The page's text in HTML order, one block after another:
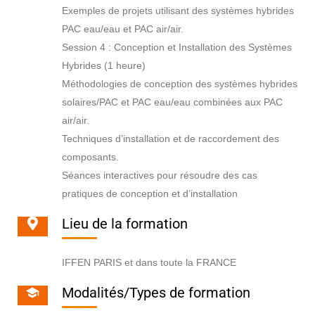
Exemples de projets utilisant des systèmes hybrides
PAC eau/eau et PAC air/air.
Session 4 : Conception et Installation des Systèmes
Hybrides (1 heure)
Méthodologies de conception des systèmes hybrides
solaires/PAC et PAC eau/eau combinées aux PAC
air/air.
Techniques d’installation et de raccordement des
composants.
Séances interactives pour résoudre des cas
pratiques de conception et d’installation
Lieu de la formation
IFFEN PARIS et dans toute la FRANCE
Modalités/Types de formation